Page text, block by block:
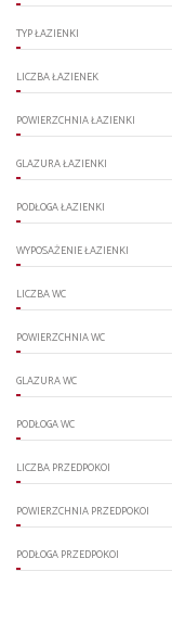
TYP ŁAZIENKI
LICZBA ŁAZIENEK
POWIERZCHNIA ŁAZIENKI
GLAZURA ŁAZIENKI
PODŁOGA ŁAZIENKI
WYPOSAŻENIE ŁAZIENKI
LICZBA WC
POWIERZCHNIA WC
GLAZURA WC
PODŁOGA WC
LICZBA PRZEDPOKOI
POWIERZCHNIA PRZEDPOKOI
PODŁOGA PRZEDPOKOI